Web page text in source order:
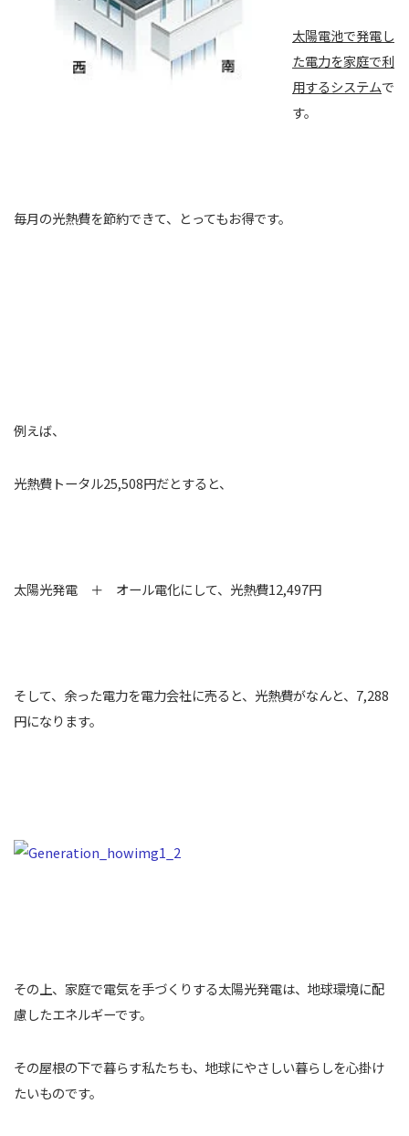
太陽電池で発電し
た電力を家庭で利
用するシステムで
す。
毎月の光熱費を節約できて、とってもお得です。
例えば、
光熱費トータル25,508円だとすると、
太陽光発電 ＋ オール電化にして、光熱費12,497円
そして、余った電力を電力会社に売ると、光熱費がなんと、7,288
円になります。
その上、家庭で電気を手づくりする太陽光発電は、地球環境に配
慮したエネルギーです。
その屋根の下で暮らす私たちも、地球にやさしい暮らしを心掛け
たいものです。